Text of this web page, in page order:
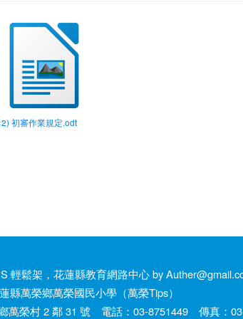
2) 初審作業規定.odt
輕鬆架，花蓮縣教育網路中心 by
縣萬榮鄉萬榮國民小學（萬榮Tips）
萬榮村 2 鄰 31 號 電話：03-8751449 傳真：